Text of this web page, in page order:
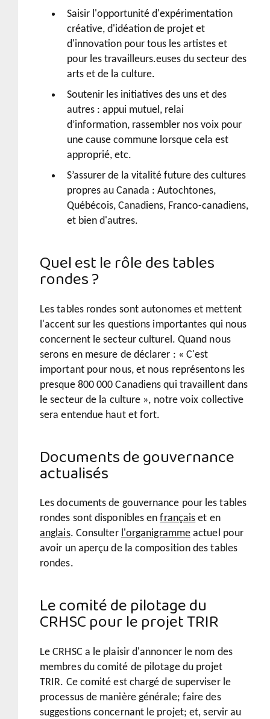
Saisir l'opportunité d'expérimentation
créative, d'idéation de projet et
d'innovation pour tous les artistes et
pour les travailleurs.euses du secteur des
arts et de la culture.
Soutenir les initiatives des uns et des
autres : appui mutuel, relai
d’information, rassembler nos voix pour
une cause commune lorsque cela est
approprié, etc.
S’assurer de la vitalité future des cultures
propres au Canada : Autochtones,
Québécois, Canadiens, Franco-canadiens,
et bien d'autres.
Quel est le rôle des tables
rondes ?
Les tables rondes sont autonomes et mettent
l'accent sur les questions importantes qui nous
concernent le secteur culturel. Quand nous
serons en mesure de déclarer : « C'est
important pour nous, et nous représentons les
presque 800 000 Canadiens qui travaillent dans
le secteur de la culture », notre voix collective
sera entendue haut et fort.
Documents de gouvernance
actualisés
Les documents de gouvernance pour les tables
rondes sont disponibles enfrançais et en
anglais. Consulter l'organigramme actuel pour
avoir un aperçu de la composition des tables
rondes.
Le comité de pilotage du
CRHSC pour le projet TRIR
Le CRHSC a le plaisir d'annoncer le nom des
membres du comité de pilotage du projet
TRIR. Ce comité est chargé de superviser le
processus de manière générale; faire des
suggestions concernant le projet; et, servir au